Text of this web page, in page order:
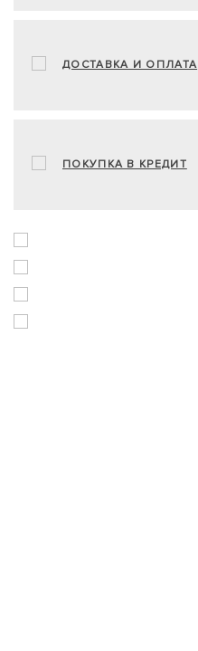
ДОСТАВКА И ОПЛАТА
ПОКУПКА В КРЕДИТ